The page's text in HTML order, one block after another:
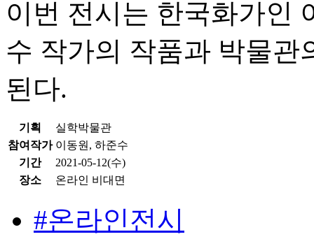
이번 전시는 한국화가인
수 작가의 작품과 박물관
된다.
기획
실학박물관
참여작가 이동원, 하준수
기간
2021-05-12(수)
장소
온라인 비대면
#온라인전시